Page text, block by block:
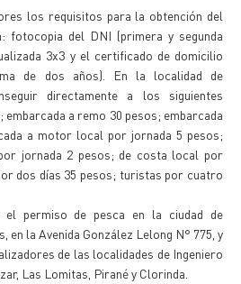
los requisitos para la obtención del
fotocopia del DNI (primera y segunda
3x3 y el certificado de domicilio
de dos años). En la localidad de
directamente a los siguientes
a remo 30 pesos; embarcada
a motor local por jornada 5 pesos;
jornada 2 pesos; de costa local por
dos días 35 pesos; turistas por cuatro
permiso de pesca en la ciudad de
en la Avenida González Lelong N° 775, y
de las localidades de Ingeniero
Las Lomitas, Pirané y Clorinda.